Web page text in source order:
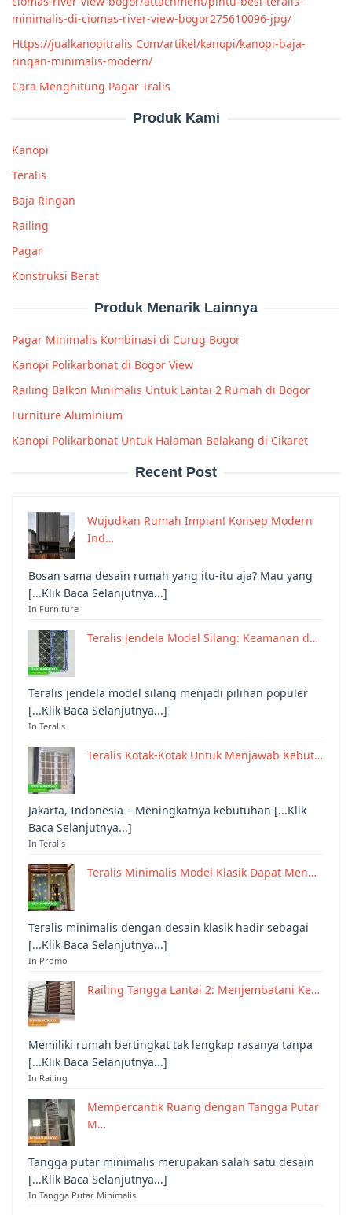
minimalis-di-ciomas-river-view-bogor275610096-jpg/
Https://jualkanopitralis Com/artikel/kanopi/kanopi-baja-
ringan-minimalis-modern/
Cara Menghitung Pagar Tralis
Produk Kami
Kanopi
Teralis
Baja Ringan
Railing
Pagar
Konstruksi Berat
Produk Menarik Lainnya
Pagar Minimalis Kombinasi di Curug Bogor
Kanopi Polikarbonat di Bogor View
Railing Balkon Minimalis Untuk Lantai 2 Rumah di Bogor
Furniture Aluminium
Kanopi Polikarbonat Untuk Halaman Belakang di Cikaret
Recent Post
Wujudkan Rumah Impian! Konsep Modern
Ind…
Bosan sama desain rumah yang itu-itu aja? Mau yang
[...Klik Baca Selanjutnya...]
In Furniture
Teralis Jendela Model Silang: Keamanan d…
Teralis jendela model silang menjadi pilihan populer
[...Klik Baca Selanjutnya...]
In Teralis
Teralis Kotak-Kotak Untuk Menjawab Kebut…
Jakarta, Indonesia – Meningkatnya kebutuhan [...Klik
Baca Selanjutnya...]
In Teralis
Teralis Minimalis Model Klasik Dapat Men…
Teralis minimalis dengan desain klasik hadir sebagai
[...Klik Baca Selanjutnya...]
In Promo
Railing Tangga Lantai 2: Menjembatani Ke…
Memiliki rumah bertingkat tak lengkap rasanya tanpa
[...Klik Baca Selanjutnya...]
In Railing
Mempercantik Ruang dengan Tangga Putar
M…
Tangga putar minimalis merupakan salah satu desain
[...Klik Baca Selanjutnya...]
In Tangga Putar Minimalis